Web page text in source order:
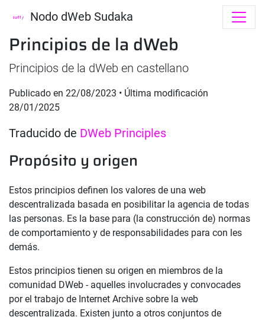
Nodo dWeb Sudaka
Principios de la dWeb
Principios de la dWeb en castellano
Publicado en 22/08/2023 • Última modificación
28/01/2025
Traducido de DWeb Principles
Propósito y origen
Estos principios definen los valores de una web
descentralizada basada en posibilitar la agencia de todas
las personas. Es la base para (la construcción de) normas
de comportamiento y de responsabilidades para con les
demás.
Estos principios tienen su origen en miembros de la
comunidad DWeb - aquelles involucrades y convocades
por el trabajo de Internet Archive sobre la web
descentralizada. Existen junto a otros conjuntos de